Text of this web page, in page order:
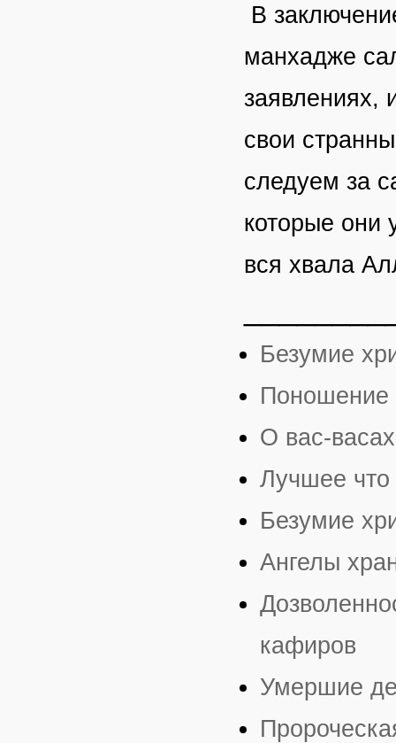
В
манхадже
заявлениях,
свои
следуем за
которые они
вся хвала
Безумие
Поношение
О вас-васах
Лучшее что
Безумие
Ангелы
кафиров
Умершие